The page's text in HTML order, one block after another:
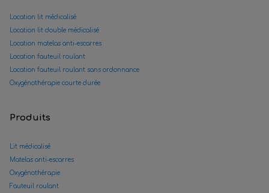
Location lit médicalisé
Location lit double médicalisé
Location matelas anti-escarres
Location fauteuil roulant
Location fauteuil roulant sans ordonnance
Oxygénothérapie courte durée
Produits
Lit médicalisé
Matelas anti-escarres
Oxygénothérapie
Fauteuil roulant